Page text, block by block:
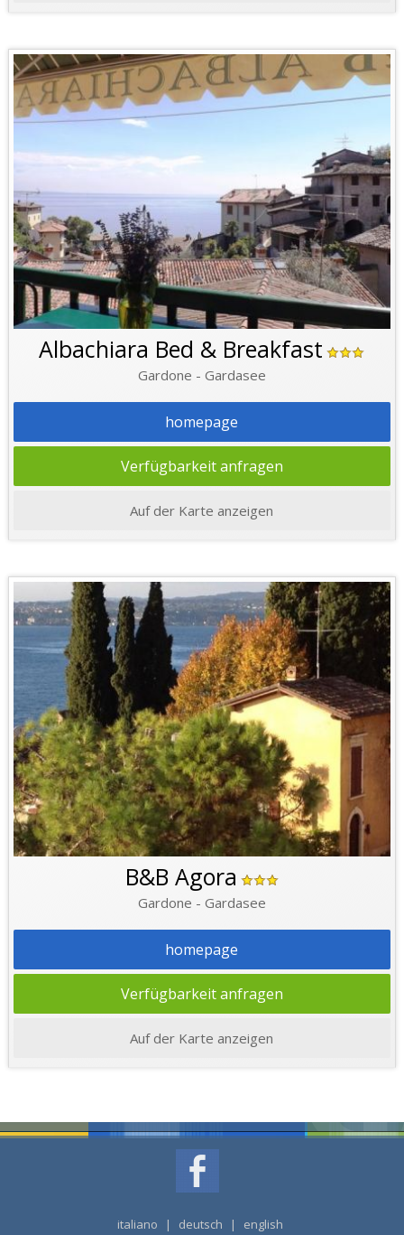
Albachiara Bed & Breakfast
Gardone - Gardasee
homepage
Verfügbarkeit anfragen
Auf der Karte anzeigen
B&B Agora
Gardone - Gardasee
homepage
Verfügbarkeit anfragen
Auf der Karte anzeigen
italiano | deutsch | english